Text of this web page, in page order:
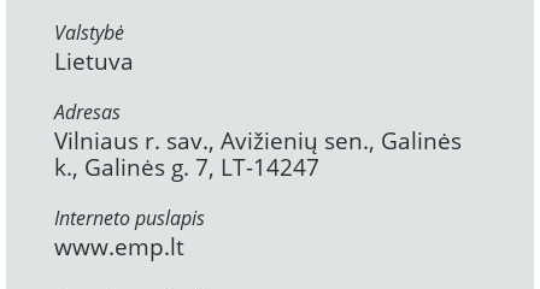
Valstybė
Lietuva
Adresas
Vilniaus r. sav., Avižienių sen., Galinės
k., Galinės g. 7, LT-14247
Interneto puslapis
www.emp.lt